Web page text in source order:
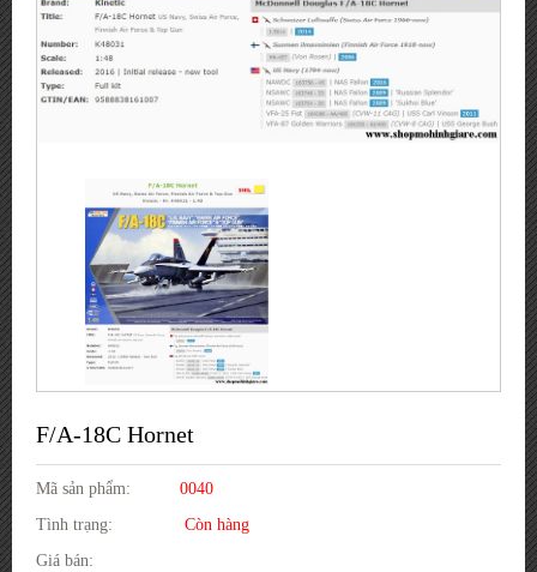
F/A-18C Hornet
Mã sản phẩm:
0040
Tình trạng:
Còn hàng
Giá bán: